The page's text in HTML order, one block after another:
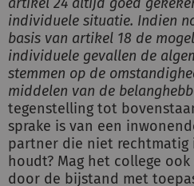
individuele situatie. Indien
basis van artikel 18 de
individuele gevallen de
stemmen op de
middelen van de
tegenstelling tot
sprake is van een
partner die niet
houdt? Mag het college
door de bijstand met